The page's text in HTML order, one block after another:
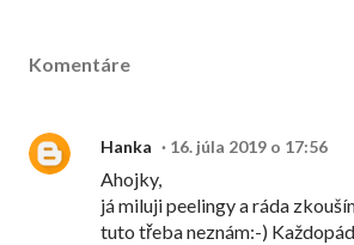
Komentáre
Hanka 16. júla 2019 o 17:56
Ahojky,
já miluji peelingy a ráda
tuto třeba neznám:-)